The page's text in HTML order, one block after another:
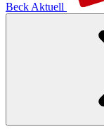
Beck Aktuell